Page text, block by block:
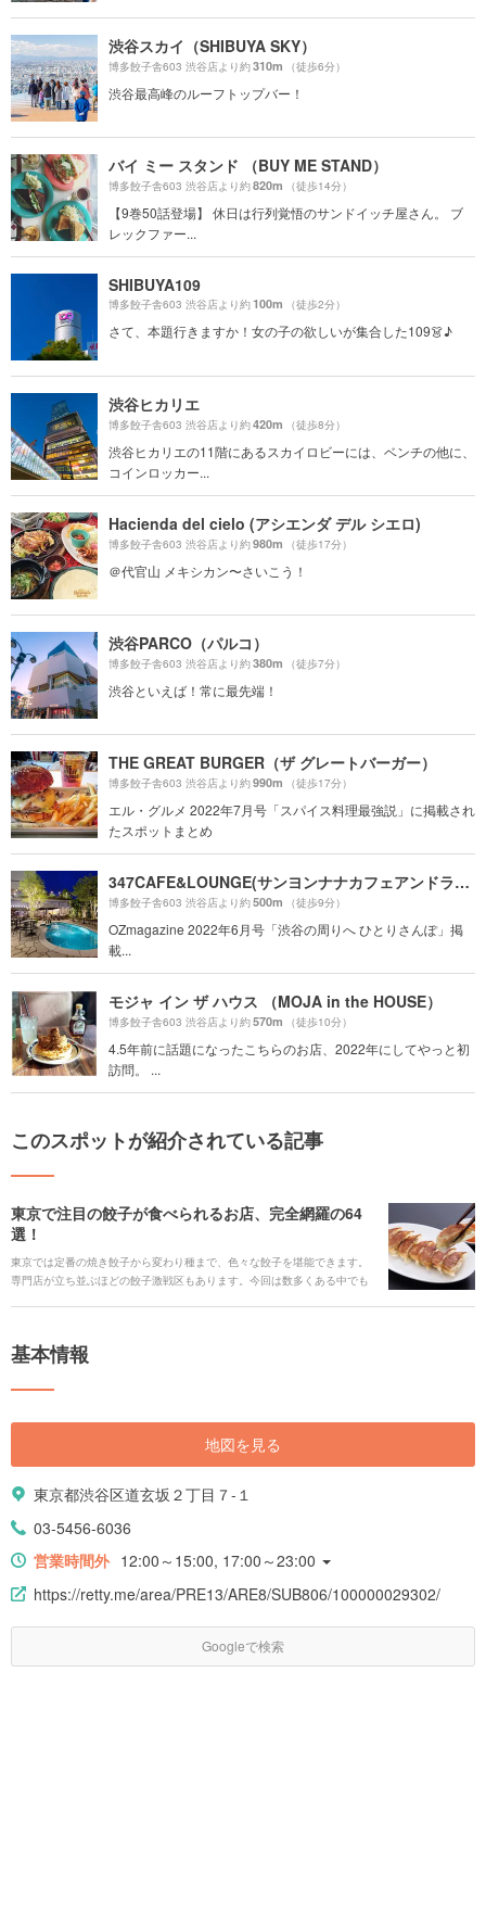
渋谷スカイ（SHIBUYA SKY）
博多餃子舎603 渋谷店より約310m （徒歩6分）
渋谷最高峰のルーフトップバー！
バイ ミー スタンド （BUY ME STAND）
博多餃子舎603 渋谷店より約820m （徒歩14分）
【9巻50話登場】 休日は行列覚悟のサンドイッチ屋さん。 ブ
レックファー...
SHIBUYA109
博多餃子舎603 渋谷店より約100m （徒歩2分）
さて、本題行きますか！女の子の欲しいが集合した109👗♪
渋谷ヒカリエ
博多餃子舎603 渋谷店より約420m （徒歩8分）
渋谷ヒカリエの11階にあるスカイロビーには、ベンチの他に、
コインロッカー...
Hacienda del cielo (アシエンダ デル シエロ)
博多餃子舎603 渋谷店より約980m （徒歩17分）
＠代官山 メキシカン〜さいこう！
渋谷PARCO（パルコ）
博多餃子舎603 渋谷店より約380m （徒歩7分）
渋谷といえば！常に最先端！
THE GREAT BURGER（ザ グレートバーガー）
博多餃子舎603 渋谷店より約990m （徒歩17分）
エル・グルメ 2022年7月号「スパイス料理最強説」に掲載され
たスポットまとめ
347CAFE&LOUNGE(サンヨンナナカフェアンドラウンジ)
博多餃子舎603 渋谷店より約500m （徒歩9分）
OZmagazine 2022年6月号「渋谷の周りへ ひとりさんぽ」掲
載...
モジャ イン ザ ハウス （MOJA in the HOUSE）
博多餃子舎603 渋谷店より約570m （徒歩10分）
4.5年前に話題になったこちらのお店、2022年にしてやっと初
訪問。 ...
このスポットが紹介されている記事
東京で注目の餃子が食べられるお店、完全網羅の64
選！
東京では定番の焼き餃子から変わり種まで、色々な餃子を堪能できます。
専門店が立ち並ぶほどの餃子激戦区もあります。今回は数多くある中でも
基本情報
地図を見る
東京都渋谷区道玄坂２丁目７-１
03-5456-6036
営業時間外 12:00～15:00, 17:00～23:00
https://retty.me/area/PRE13/ARE8/SUB806/100000029302/
Googleで検索